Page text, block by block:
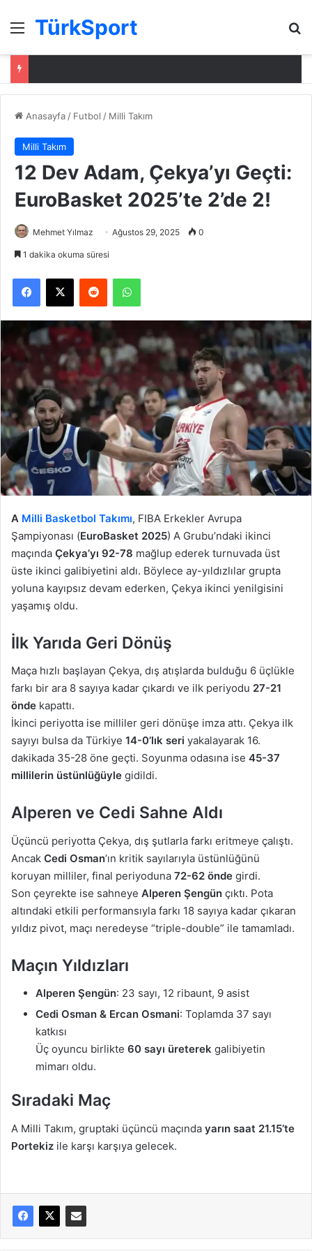
Menü
TürkSport
Anasayfa / Futbol / Milli Takım
Milli Takım
12 Dev Adam, Çekya’yı Geçti:
EuroBasket 2025’te 2’de 2!
Mehmet Yılmaz Ağustos 29, 2025 0
1 dakika okuma süresi
Facebook
X Reddit WhatsApp
A Milli Basketbol Takımı, FIBA Erkekler Avrupa
Şampiyonası (EuroBasket 2025) A Grubu’ndaki ikinci
maçında Çekya’yı 92-78 mağlup ederek turnuvada üst
üste ikinci galibiyetini aldı. Böylece ay-yıldızlılar grupta
yoluna kayıpsız devam ederken, Çekya ikinci yenilgisini
yaşamış oldu.
İlk Yarıda Geri Dönüş
Maça hızlı başlayan Çekya, dış atışlarda bulduğu 6 üçlükle
farkı bir ara 8 sayıya kadar çıkardı ve ilk periyodu 27-21
önde kapattı.
İkinci periyotta ise milliler geri dönüşe imza attı. Çekya ilk
sayıyı bulsa da Türkiye 14-0’lık seri yakalayarak 16.
dakikada 35-28 öne geçti. Soyunma odasına ise 45-37
millilerin üstünlüğüyle gidildi.
Alperen ve Cedi Sahne Aldı
Üçüncü periyotta Çekya, dış şutlarla farkı eritmeye çalıştı.
Ancak Cedi Osman’ın kritik sayılarıyla üstünlüğünü
koruyan milliler, final periyoduna 72-62 önde girdi.
Son çeyrekte ise sahneye Alperen Şengün çıktı. Pota
altındaki etkili performansıyla farkı 18 sayıya kadar çıkaran
yıldız pivot, maçı neredeyse “triple-double” ile tamamladı.
Maçın Yıldızları
Alperen Şengün: 23 sayı, 12 ribaunt, 9 asist
Cedi Osman & Ercan Osmani: Toplamda 37 sayı
katkısı
Üç oyuncu birlikte 60 sayı üreterek galibiyetin
mimarı oldu.
Sıradaki Maç
A Milli Takım, gruptaki üçüncü maçında yarın saat 21.15’te
Portekiz ile karşı karşıya gelecek.